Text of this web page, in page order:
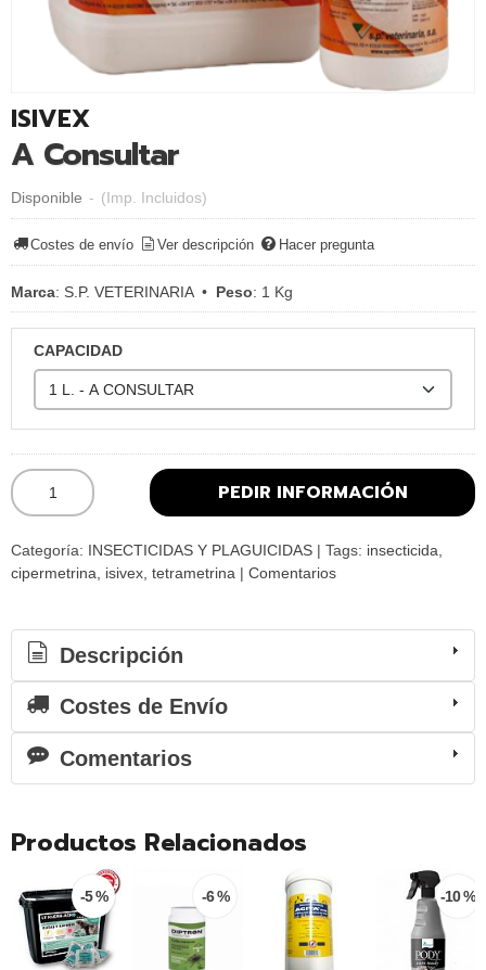
ISIVEX
A Consultar
Disponible - (Imp. Incluidos)
Costes de envío Ver descripción Hacer pregunta
Marca: S.P. VETERINARIA• Peso: 1 Kg
CAPACIDAD
PEDIR INFORMACIÓN
Categoría: INSECTICIDAS Y PLAGUICIDAS | Tags: insecticida
cipermetrina isivex tetrametrina | Comentarios
Descripción
Costes de Envío
Comentarios
Productos Relacionados
-5 % -6 % -10 %